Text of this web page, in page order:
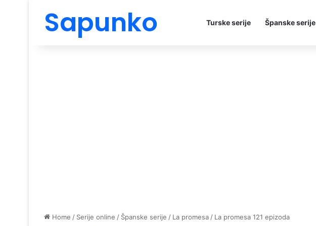
Sapunko Turske serije Španske serije
Home / Serije online / Španske serije / La promesa / La promesa 121 epizoda